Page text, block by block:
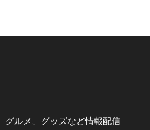
グルメ、グッズなど情報配信